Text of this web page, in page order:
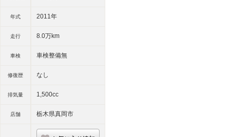
年式
走行
車検
修復歴
排気量
店舗
2011年
8.0万km
車検整備無
なし
1,500cc
栃木県真岡市